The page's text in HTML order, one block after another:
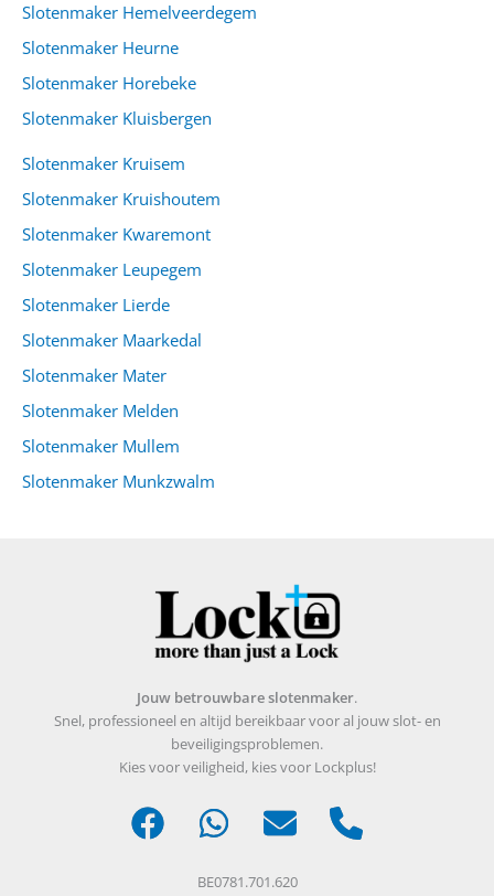
Slotenmaker Hemelveerdegem
Slotenmaker Heurne
Slotenmaker Horebeke
Slotenmaker Kluisbergen
Slotenmaker Kruisem
Slotenmaker Kruishoutem
Slotenmaker Kwaremont
Slotenmaker Leupegem
Slotenmaker Lierde
Slotenmaker Maarkedal
Slotenmaker Mater
Slotenmaker Melden
Slotenmaker Mullem
Slotenmaker Munkzwalm
Jouw betrouwbare slotenmaker.
Snel, professioneel en altijd bereikbaar voor al jouw slot- en
beveiligingsproblemen.
Kies voor veiligheid, kies voor Lockplus!
BE0781.701.620